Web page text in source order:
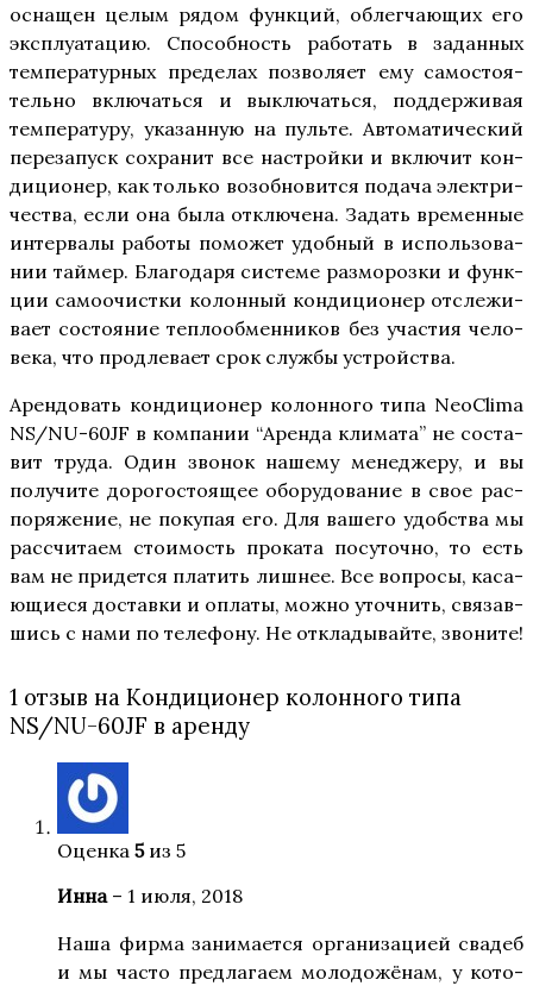
осна­щен целым рядом функ­ций, облег­ча­ю­щих его
экс­плу­а­та­цию. Спо­соб­ность рабо­тать в задан­ных
тем­пе­ра­тур­ных пре­де­лах поз­во­ля­ет ему само­сто­я­
тель­но вклю­чать­ся и выклю­чать­ся, под­дер­жи­вая
тем­пе­ра­ту­ру, ука­зан­ную на пуль­те. Авто­ма­ти­че­ский
пере­за­пуск сохра­нит все настрой­ки и вклю­чит кон­
ди­ци­о­нер, как толь­ко воз­об­но­вит­ся пода­ча элек­три­
че­ства, если она была отклю­че­на. Задать вре­мен­ные
интер­ва­лы рабо­ты помо­жет удоб­ный в исполь­зо­ва­
нии тай­мер. Бла­го­да­ря систе­ме раз­мо­роз­ки и функ­
ции само­очист­ки колон­ный кон­ди­ци­о­нер отсле­жи­
ва­ет состо­я­ние теп­ло­об­мен­ни­ков без уча­стия чело­
ве­ка, что про­дле­ва­ет срок служ­бы устройства.
Арен­до­вать кон­ди­ци­о­нер колон­но­го типа NeoClima
NS/NU-60JF в ком­па­нии “Арен­да кли­ма­та” не соста­
вит тру­да. Один зво­нок наше­му мене­дже­ру, и вы
полу­чи­те доро­го­сто­я­щее обо­ру­до­ва­ние в свое рас­
по­ря­же­ние, не поку­пая его. Для ваше­го удоб­ства мы
рас­счи­та­ем сто­и­мость про­ка­та посу­точ­но, то есть
вам не при­дет­ся пла­тить лиш­нее. Все вопро­сы, каса­
ю­щи­е­ся достав­ки и опла­ты, мож­но уточ­нить, свя­зав­
шись с нами по теле­фо­ну. Не откла­ды­вай­те, звоните!
1 отзыв на Кондиционер колонного типа
NS/NU-60JF в аренду
Оценка 5из 5
Инна – 1 июля, 2018
Наша фир­ма зани­ма­ет­ся орга­ни­за­ци­ей сва­деб
и мы часто пред­ла­га­ем моло­до­жё­нам, у кото­